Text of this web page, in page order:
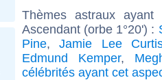
Thèmes astraux ayant
Ascendant (orbe 1°20') :
Pine,Jamie Lee
Edmund Kemper,
célébrités ayant cet